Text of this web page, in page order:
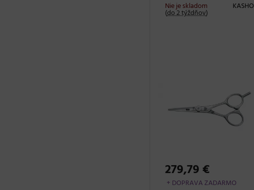
KASHO
Nie je skladom
(do 2 týždňov)
279,79 €
+ DOPRAVA ZADARMO